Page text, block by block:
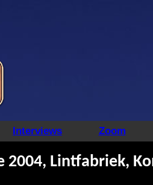
Interviews Zoom
2004, Lintfabriek,